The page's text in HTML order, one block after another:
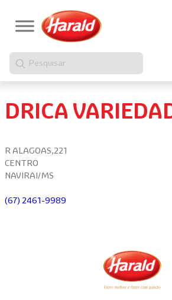
Pesquisar
DRICA
R ALAGOAS,221
CENTRO
NAVIRAI/MS
(67) 2461-9989